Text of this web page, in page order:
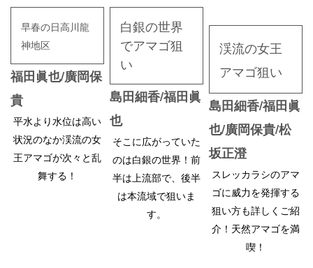
早春の日高川龍
神地区
福田眞也/廣岡保
貴
平水より水位は高い
状況のなか渓流の女
王アマゴが次々と乱
舞する！
白銀の世界
でアマゴ狙
い
島田細香/福田眞
也
そこに広がっていた
のは白銀の世界！前
半は上流部で、後半
は本流域で狙いま
す。
渓流の女王
アマゴ狙い
島田細香/福田眞
也/廣岡保貴/松
坂正澄
スレッカラシのアマ
ゴに威力を発揮する
狙い方も詳しくご紹
介！天然アマゴを満
喫！